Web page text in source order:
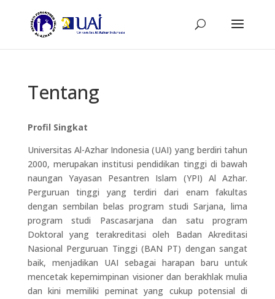
Tentang
Profil Singkat
Universitas Al-Azhar Indonesia (UAI) yang berdiri tahun
2000, merupakan institusi pendidikan tinggi di bawah
naungan Yayasan Pesantren Islam (YPI) Al Azhar.
Perguruan tinggi yang terdiri dari enam fakultas
dengan sembilan belas program studi Sarjana, lima
program studi Pascasarjana dan satu program
Doktoral yang terakreditasi oleh Badan Akreditasi
Nasional Perguruan Tinggi (BAN PT) dengan sangat
baik, menjadikan UAI sebagai harapan baru untuk
mencetak kepemimpinan visioner dan berakhlak mulia
dan kini memiliki peminat yang cukup potensial di